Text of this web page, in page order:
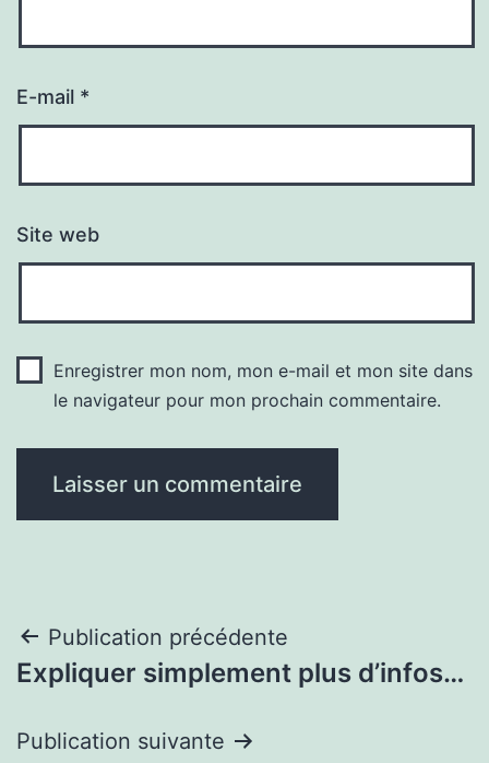
E-mail *
Site web
Enregistrer mon nom, mon e-mail et mon site dans
le navigateur pour mon prochain commentaire.
Navigation
de
l’article
Publication précédente
Expliquer simplement plus d’infos…
Publication suivante